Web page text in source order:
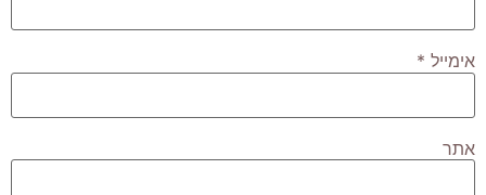
אימייל *
אתר